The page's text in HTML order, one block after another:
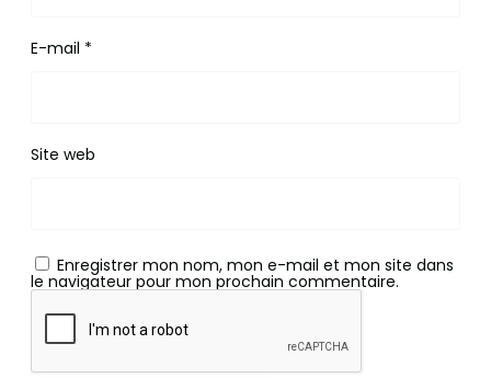
E-mail *
Site web
Enregistrer mon nom, mon e-mail et mon site dans
le navigateur pour mon prochain commentaire.